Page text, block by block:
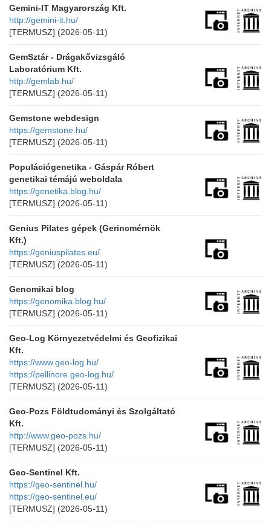
Gemini-IT Magyarország Kft.
http://gemini-it.hu/
[TERMUSZ] (2026-05-11)
GemSztár - Drágakővizsgáló
Laboratórium Kft.
http://gemlab.hu/
[TERMUSZ] (2026-05-11)
Gemstone webdesign
https://gemstone.hu/
[TERMUSZ] (2026-05-11)
Populációgenetika - Gáspár Róbert
genetikai témájú weboldala
https://genetika.blog.hu/
[TERMUSZ] (2026-05-11)
Genius Pilates gépek (Gerincmérnök
Kft.)
https://geniuspilates.eu/
[TERMUSZ] (2026-05-11)
Genomikai blog
https://genomika.blog.hu/
[TERMUSZ] (2026-05-11)
Geo-Log Környezetvédelmi és Geofizikai
Kft.
https://www.geo-log.hu/
https://pellinore.geo-log.hu/
[TERMUSZ] (2026-05-11)
Geo-Pozs Földtudományi és Szolgáltató
Kft.
http://www.geo-pozs.hu/
[TERMUSZ] (2026-05-11)
Geo-Sentinel Kft.
https://geo-sentinel.hu/
https://geo-sentinel.eu/
[TERMUSZ] (2026-05-11)